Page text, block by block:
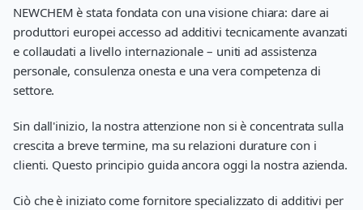
NEWCHEM è stata fondata con una visione chiara: dare ai
produttori europei accesso ad additivi tecnicamente avanzati
e collaudati a livello internazionale – uniti ad assistenza
personale, consulenza onesta e una vera competenza di
settore.
Sin dall'inizio, la nostra attenzione non si è concentrata sulla
crescita a breve termine, ma su relazioni durature con i
clienti. Questo principio guida ancora oggi la nostra azienda.
Ciò che è iniziato come fornitore specializzato di additivi per